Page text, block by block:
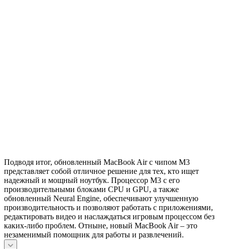
Подводя итог, обновленный MacBook Air с чипом M3
представляет собой отличное решение для тех, кто ищет
надежный и мощный ноутбук. Процессор M3 с его
производительными блоками CPU и GPU, а также
обновленный Neural Engine, обеспечивают улучшенную
производительность и позволяют работать с приложениями,
редактировать видео и наслаждаться игровым процессом без
каких-либо проблем. Отныне, новый MacBook Air – это
незаменимый помощник для работы и развлечений.